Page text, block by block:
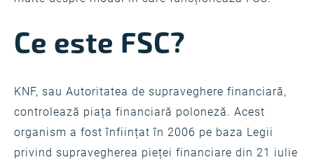
Ce este FSC?
KNF, sau Autoritatea de supraveghere financiară,
controlează piața financiară poloneză. Acest
organism a fost înființat în 2006 pe baza Legii
privind supravegherea pieței financiare din 21 iulie